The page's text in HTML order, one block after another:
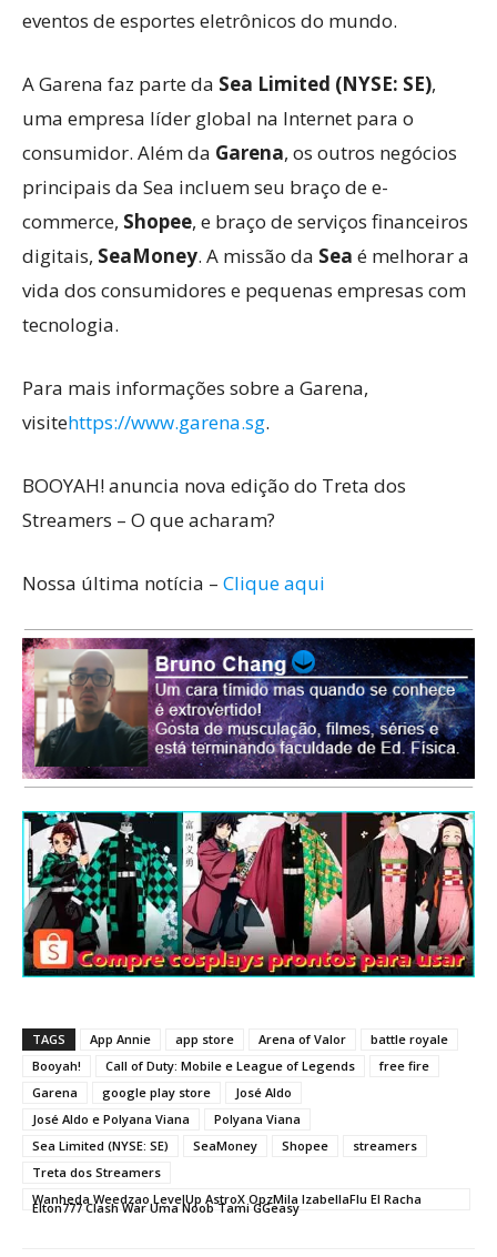
eventos de esportes eletrônicos do mundo.
A Garena faz parte da Sea Limited (NYSE: SE),
uma empresa líder global na Internet para o
consumidor. Além da Garena, os outros negócios
principais da Sea incluem seu braço de e-
commerce, Shopee, e braço de serviços financeiros
digitais, SeaMoney. A missão da Sea é melhorar a
vida dos consumidores e pequenas empresas com
tecnologia.
Para mais informações sobre a Garena,
visitehttps://www.garena.sg.
BOOYAH! anuncia nova edição do Treta dos
Streamers – O que acharam?
Nossa última notícia – Clique aqui
TAGS App Annie app store Arena of Valor
battle royale
Booyah!
Call of Duty: Mobile e League of Legends
free fire
Garena
google play store
José Aldo
José Aldo e Polyana Viana
Polyana Viana
Sea Limited (NYSE: SE)
SeaMoney Shopee
streamers
Treta dos Streamers
Wanheda Weedzao LevelUp AstroX OpzMila IzabellaFlu El Racha
Elton777 Clash War Uma Noob Tami GGeasy